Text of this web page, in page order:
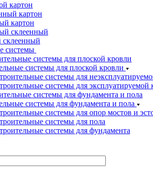
картон
картон
системы
системы для плоской кровли
системы для
системы для эксплуатируемой
системы для фундамента и пола
системы для опор мостов и
системы для пола
системы для фундамента